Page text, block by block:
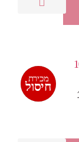
מכירת
חיסול
מבצע!